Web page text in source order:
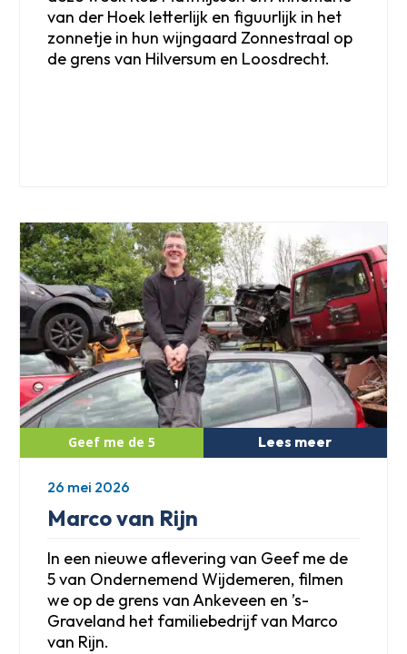
van der Hoek letterlijk en figuurlijk in het
zonnetje in hun wijngaard Zonnestraal op
de grens van Hilversum en Loosdrecht.
Marco van Rijn
In een nieuwe aflevering van Geef me de
5 van Ondernemend Wijdemeren, filmen
we op de grens van Ankeveen en ’s-
Graveland het familiebedrijf van Marco
van Rijn.
Lees meer
26 mei 2026